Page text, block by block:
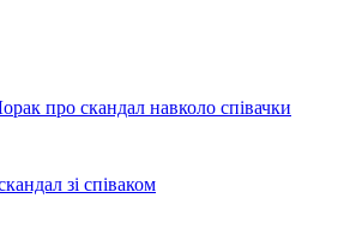
про скандал навколо співачки
зі співаком